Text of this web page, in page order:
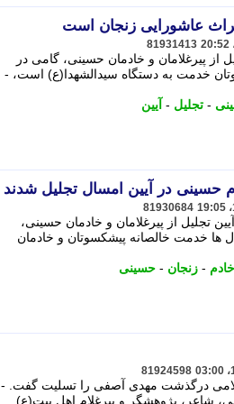
عاشورایی زنجان است
81931413
از پیرغلامان و خادمان حسینی، گامی در
خدمت به دستگاه سیدالشهدا(ع) است، -
- تجلیل - آیین
81930684
تجلیل از پیرغلامان و خادمان حسینی،
خدمت خالصانه پیشکسوتان و خادمان
خادم - زنجان - حسینی
81924598
درگذشت مهدی آصفی را تسلیت گفت. -
شاعر، پژوهشگر و پیرغلام اهل بیت(ع)